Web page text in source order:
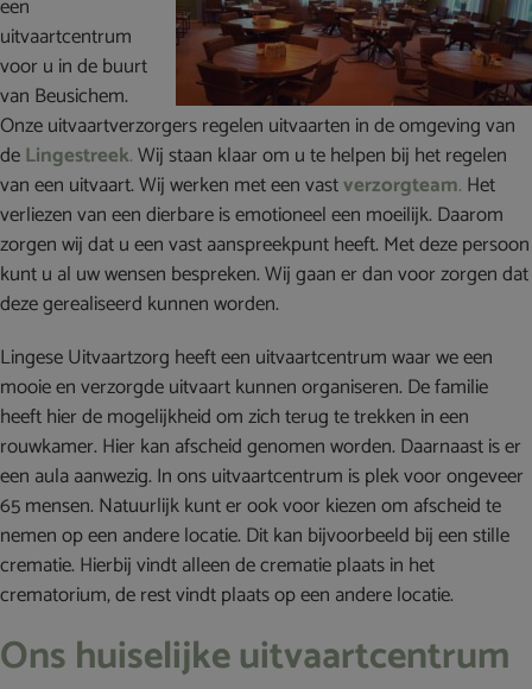
uitvaartcentrum
voor u in de buurt
van Beusichem.
Onze uitvaartverzorgers regelen uitvaarten in de omgeving van
deLingestreek.Wij staan klaar om u te helpen bij het regelen
van een uitvaart. Wij werken met een vastverzorgteam. Het
verliezen van een dierbare is emotioneel een moeilijk. Daarom
zorgen wij dat u een vast aanspreekpunt heeft. Met deze persoon
kunt u al uw wensen bespreken. Wij gaan er dan voor zorgen dat
deze gerealiseerd kunnen worden.
Lingese Uitvaartzorg heeft een uitvaartcentrum waar we een
mooie en verzorgde uitvaart kunnen organiseren. De familie
heeft hier de mogelijkheid om zich terug te trekken in een
rouwkamer. Hier kan afscheid genomen worden. Daarnaast is er
een aula aanwezig. In ons uitvaartcentrum is plek voor ongeveer
65 mensen. Natuurlijk kunt er ook voor kiezen om afscheid te
nemen op een andere locatie. Dit kan bijvoorbeeld bij een stille
crematie. Hierbij vindt alleen de crematie plaats in het
crematorium, de rest vindt plaats op een andere locatie.
Ons huiselijke uitvaartcentrum